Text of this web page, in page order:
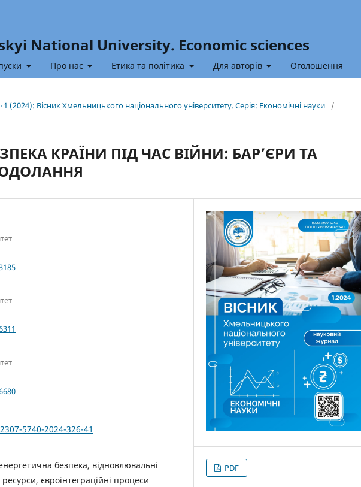
National University. Economic sciences
Про нас Етика та політика Для авторів Оголошення
(2024): Вісник Хмельницького національного університету. Серія: Економічні науки
/
КРАЇНИ ПІД ЧАС ВІЙНИ: БАР’ЄРИ ТА
5740-2024-326-41
безпека, відновлювальні
євроінтеграційні процеси
PDF